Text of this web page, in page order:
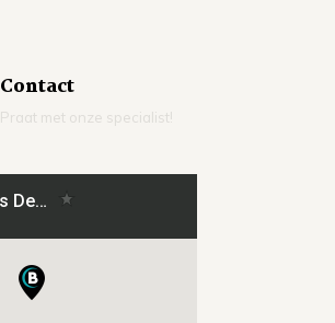
Contact
Praat met onze specialist!